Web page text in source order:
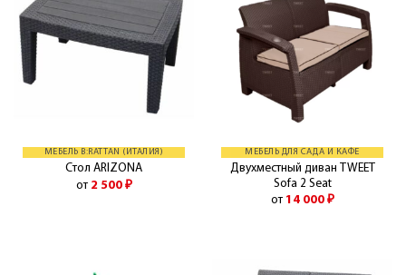
МЕБЕЛЬ B:RATTAN (ИТАЛИЯ)
Стол ARIZONA
от 2 500 ₽
МЕБЕЛЬ ДЛЯ САДА И КАФЕ
Двухместный диван TWEET
Sofa 2 Seat
от 14 000 ₽